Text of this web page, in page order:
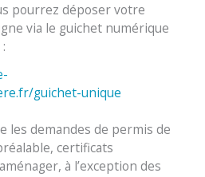
pourrez déposer votre
via le guichet numérique
guichet-unique
les demandes de permis de
certificats
à l’exception des